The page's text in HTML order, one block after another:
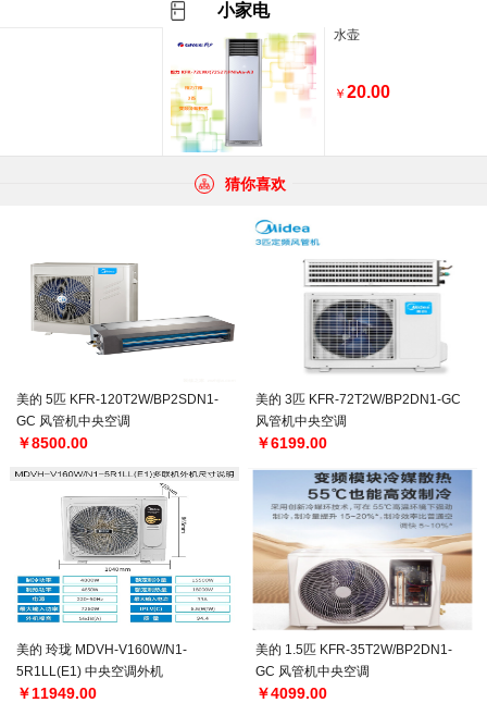
小家电
水壶
￥ 20.00
猜你喜欢
美的 5匹 KFR-120T2W/BP2SDN1-
GC 风管机中央空调
￥8500.00
美的 3匹 KFR-72T2W/BP2DN1-GC
风管机中央空调
￥6199.00
美的 玲珑 MDVH-V160W/N1-
5R1LL(E1) 中央空调外机
￥11949.00
美的 1.5匹 KFR-35T2W/BP2DN1-
GC 风管机中央空调
￥4099.00